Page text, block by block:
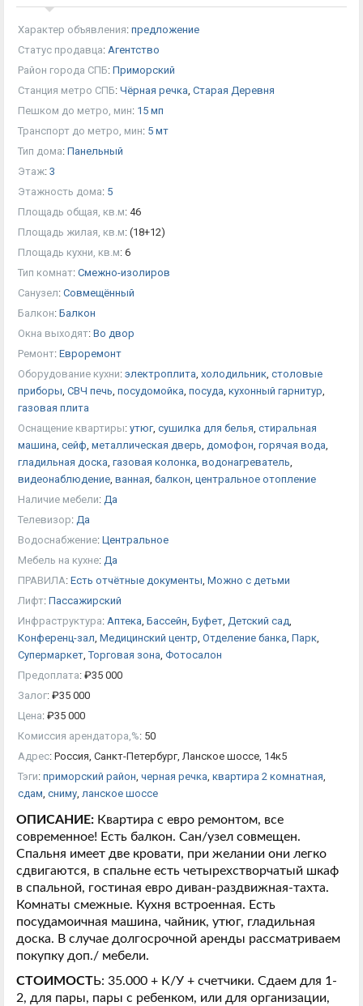
Характер объявления: предложение
Статус продавца: Агентство
Район города СПБ: Приморский
Станция метро СПБ: Чёрная речка, Старая Деревня
Пешком до метро, мин: 15 мп
Транспорт до метро, мин: 5 мт
Тип дома: Панельный
Этаж: 3
Этажность дома: 5
Площадь общая, кв.м: 46
Площадь жилая, кв.м: (18+12)
Площадь кухни, кв.м: 6
Тип комнат: Смежно-изолиров
Санузел: Совмещённый
Балкон: Балкон
Окна выходят: Во двор
Ремонт: Евроремонт
Оборудование кухни: электроплита, холодильник, столовые
приборы, СВЧ печь, посудомойка, посуда, кухонный гарнитур,
газовая плита
Оснащение квартиры: утюг, сушилка для белья, стиральная
машина, сейф, металлическая дверь, домофон, горячая вода,
гладильная доска, газовая колонка, водонагреватель,
видеонаблюдение, ванная, балкон, центральное отопление
Наличие мебели: Да
Телевизор: Да
Водоснабжение: Центральное
Мебель на кухне: Да
ПРАВИЛА: Есть отчётные документы, Можно с детьми
Лифт: Пассажирский
Инфраструктура: Аптека, Бассейн, Буфет, Детский сад,
Конференц-зал, Медицинский центр, Отделение банка, Парк,
Супермаркет,Торговая зона, Фотосалон
Предоплата: ₽35 000
Залог: ₽35 000
Цена: ₽35 000
Комиссия арендатора,%: 50
Адрес: Россия, Санкт-Петербург, Ланское шоссе, 14к5
Тэги: приморский район, черная речка, квартира 2 комнатная,
сдам, сниму, ланское шоссе
ОПИСАНИЕ: Квартира с евро ремонтом, все
современное! Есть балкон. Сан/узел совмещен.
Спальня имеет две кровати, при желании они легко
сдвигаются, в спальне есть четырехстворчатый шкаф
в спальной, гостиная евро диван-раздвижная-тахта.
Комнаты смежные. Кухня встроенная. Есть
посудамоичная машина, чайник, утюг, гладильная
доска. В случае долгосрочной аренды рассматриваем
покупку доп./ мебели.
СТОИМОСТЬ: 35.000 + К/У + счетчики. Сдаем для 1-
2, для пары, пары с ребенком, или для организации,